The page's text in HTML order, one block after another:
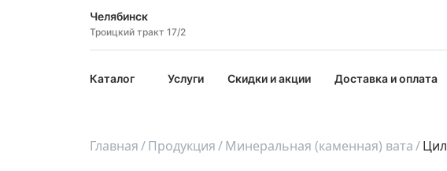
Челябинск
Троицкий тракт 17/2
Каталог Услуги Скидки и акции Доставка и оплата
Главная Продукция Минеральная (каменная) вата